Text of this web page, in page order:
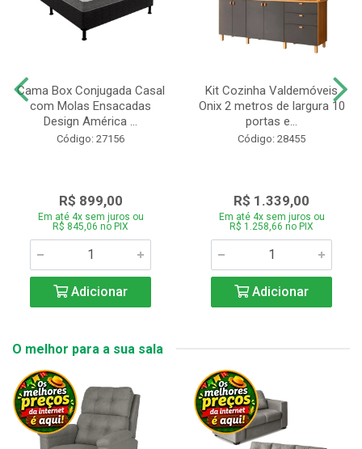
Cama Box Conjugada Casal
com Molas Ensacadas
Design América ...
Código: 27156
R$ 899,00
Em até 4x sem juros ou
R$ 845,06 no PIX
Adicionar
Kit Cozinha Valdemóveis
Onix 2 metros de largura 10
portas e...
Código: 28455
R$ 1.339,00
Em até 4x sem juros ou
R$ 1.258,66 no PIX
Adicionar
O melhor para a sua sala